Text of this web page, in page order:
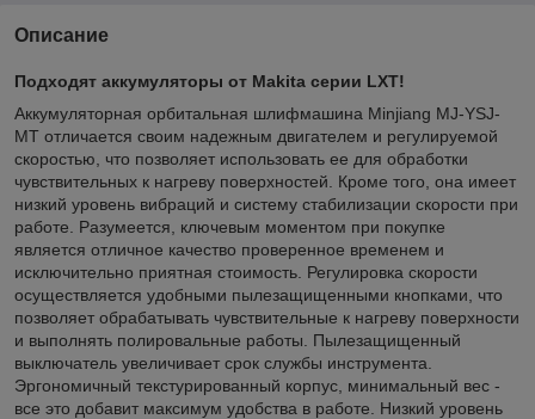
Описание
Подходят аккумуляторы от Makita серии LXT!
Аккумуляторная орбитальная шлифмашина Minjiang MJ-YSJ-
MT отличается своим надежным двигателем и регулируемой
скоростью, что позволяет использовать ее для обработки
чувствительных к нагреву поверхностей. Кроме того, она имеет
низкий уровень вибраций и систему стабилизации скорости при
работе. Разумеется, ключевым моментом при покупке
является отличное качество проверенное временем и
исключительно приятная стоимость. Регулировка скорости
осуществляется удобными пылезащищенными кнопками, что
позволяет обрабатывать чувствительные к нагреву поверхности
и выполнять полировальные работы. Пылезащищенный
выключатель увеличивает срок службы инструмента.
Эргономичный текстурированный корпус, минимальный вес -
все это добавит максимум удобства в работе. Низкий уровень